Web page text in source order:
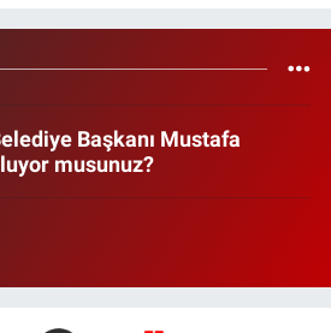
Başkanı Mustafa
musunuz?